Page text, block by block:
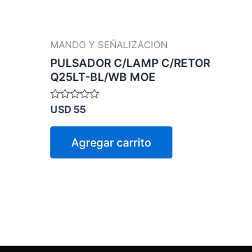
MANDO Y SEÑALIZACION
PULSADOR C/LAMP C/RETOR
Q25LT-BL/WB MOE
Valorado
0
USD 55
Agregar carrito